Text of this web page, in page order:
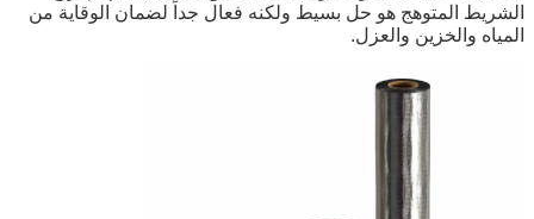
المياه والخزين والعزل.